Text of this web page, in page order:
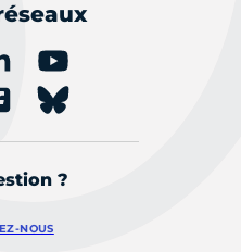
?
NOUS